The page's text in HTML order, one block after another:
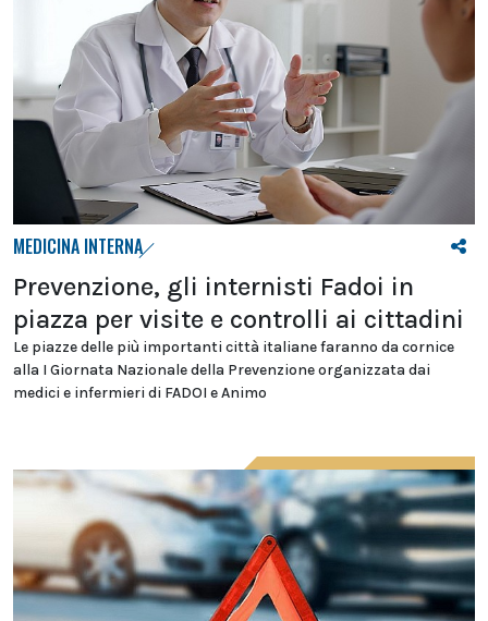
MEDICINA INTERNA
Prevenzione, gli internisti Fadoi in
piazza per visite e controlli ai cittadini
Le piazze delle più importanti città italiane faranno da cornice
alla I Giornata Nazionale della Prevenzione organizzata dai
medici e infermieri di FADOI e Animo